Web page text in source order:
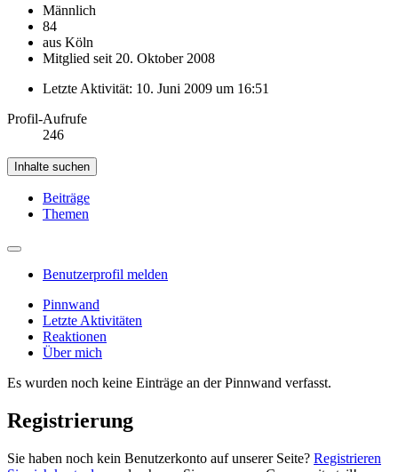
Männlich
84
aus Köln
Mitglied seit 20. Oktober 2008
Letzte Aktivität: 10. Juni 2009 um 16:51
Profil-Aufrufe
246
Inhalte suchen
Beiträge
Themen
Benutzerprofil melden
Pinnwand
Letzte Aktivitäten
Reaktionen
Über mich
Es wurden noch keine Einträge an der Pinnwand verfasst.
Registrierung
Sie haben noch kein Benutzerkonto auf unserer Seite? Registrieren